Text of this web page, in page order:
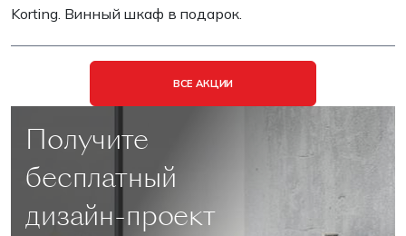
Korting. Винный шкаф в подарок.
ВСЕ АКЦИИ
Получите
бесплатный
дизайн-проект